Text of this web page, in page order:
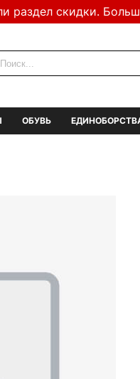
раздел скидки.
ОБУВЬ